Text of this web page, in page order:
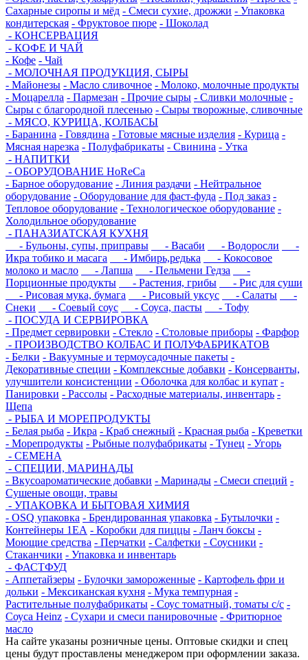
Сахарные сиропы и мёд - Смеси сухие, дрожжи - Упаковка
кондитерская - Фруктовое пюре - Шоколад
- КОНСЕРВАЦИЯ
- КОФЕ И ЧАЙ
- Кофе - Чай
- МОЛОЧНАЯ ПРОДУКЦИЯ, СЫРЫ
- Майонезы - Масло сливочное - Молоко, молочные продукты
- Моцарелла - Пармезан - Прочие сыры - Сливки молочные -
Сыры с благородной плесенью - Сыры творожные, сливочные
- МЯСО, КУРИЦА, КОЛБАСЫ
- Баранина - Говядина - Готовые мясные изделия - Курица -
Мясная нарезка - Полуфабрикаты - Свинина - Утка
- НАПИТКИ
- ОБОРУДОВАНИЕ HoReCa
- Барное оборудование - Линия раздачи - Нейтральное
оборудование - Оборудование для фаст-фуда - Под заказ -
Тепловое оборудование - Технологическое оборудование -
Холодильное оборудование
- ПАНАЗИАТСКАЯ КУХНЯ
- Бульоны, супы, приправы
- Васаби - Водоросли
-
Икра тобико и масага
- Имбирь,редька
- Кокосовое
молоко и масло
- Лапша - Пельмени Гедза
-
Порционные продукты
- Растения, грибы
- Рис для суши
- Рисовая мука, бумага
- Рисовый уксус - Салаты
-
Снеки
- Соевый соус - Соуса, пасты
- Тофу
- ПОСУДА И СЕРВИРОВКА
- Предмет сервировки - Стекло - Столовые приборы - Фарфор
- ПРОИЗВОДСТВО КОЛБАС И ПОЛУФАБРИКАТОВ
- Белки - Вакуумные и термоусадочные пакеты -
Декоративные специи - Комплексные добавки - Консерванты,
улучшители консистенции - Оболочка для колбас и купат -
Панировки - Рассолы - Расходные материалы, инвентарь -
Щепа
- РЫБА И МОРЕПРОДУКТЫ
- Белая рыба - Икра - Краб снежный - Красная рыба - Креветки
- Морепродукты - Рыбные полуфабрикаты - Тунец - Угорь
- СЕМЕНА
- СПЕЦИИ, МАРИНАДЫ
- Вкусоароматические добавки - Маринады - Смеси специй -
Сушеные овощи, травы
- УПАКОВКА И БЫТОВАЯ ХИМИЯ
- OSQ упаковка - Брендированная упаковка - Бутылочки -
Контейнеры 1ЕА - Коробки для пиццы - Ланч боксы -
Моющие средства - Перчатки - Салфетки - Соусники -
Стаканчики - Упаковка и инвентарь
- ФАСТФУД
- Аппетайзеры - Булочки замороженные - Картофель фри и
дольки - Мексиканская кухня - Мука темпурная -
Растительные полуфабрикаты - Соус томатный, томаты с/с -
Соуса Heinz - Сухари и смеси панировочные - Фритюрное
масло
На сайте указаны розничные цены. Оптовые скидки и спец
цены будут проставлены менеджером при оформлении заказа.